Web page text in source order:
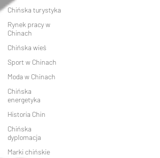
Chińska turystyka
Rynek pracy w
Chinach
Chińska wieś
Sport w Chinach
Moda w Chinach
Chińska
energetyka
Historia Chin
Chińska
dyplomacja
Marki chińskie